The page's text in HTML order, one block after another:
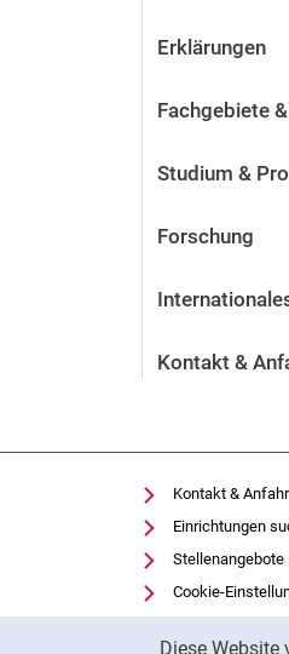
Diese
Erklärungen
Fachgebiete
Studium &
Forschung
Kontakt &
Kontakt &
Einrichtungen
Stellenangebote
Cookie-